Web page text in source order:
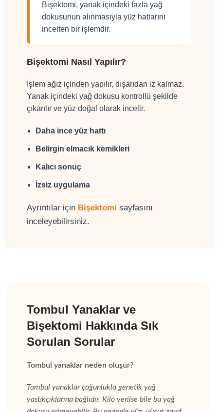
Bişektomi, yanak içindeki fazla yağ
dokusunun alınmasıyla yüz hatlarını
incelten bir işlemdir.
Bişektomi Nasıl Yapılır?
İşlem ağız içinden yapılır, dışarıdan iz kalmaz.
Yanak içindeki yağ dokusu kontrollü şekilde
çıkarılır ve yüz doğal olarak incelir.
Daha ince yüz hattı
Belirgin elmacık kemikleri
Kalıcı sonuç
İzsiz uygulama
Ayrıntılar için Bişektomi sayfasını
inceleyebilirsiniz.
Tombul Yanaklar ve
Bişektomi Hakkında Sık
Sorulan Sorular
Tombul yanaklar neden oluşur?
Tombul yanaklar çoğunlukla genetik yağ
yastıkçıklarına bağlıdır. Kilo verilse bile bu yağ